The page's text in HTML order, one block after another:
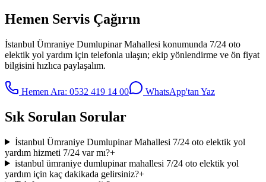
Hemen Servis Çağırın
İstanbul Ümraniye Dumlupinar Mahallesi konumunda 7/24 oto
elektik yol yardım için telefonla ulaşın; ekip yönlendirme ve ön fiyat
bilgisini hızlıca paylaşalım.
Hemen Ara: 0532 419 14 00 WhatsApp'tan Yaz
Sık Sorulan Sorular
İstanbul Ümraniye Dumlupinar Mahallesi 7/24 oto elektik yol
yardım hizmeti 7/24 var mı?+
istanbul ümraniye dumlupinar mahallesi 7/24 oto elektik yol
yardım için kaç dakikada gelirsiniz?+